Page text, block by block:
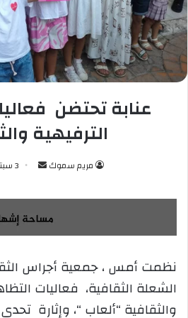
عنابة تحتضن
الترفيهية
مريم سموك
س
ل
ب
ي
د
3 سبتمبر، 2025
نظمت أمس ، جمعية أجراس
الشعلة الثقافية، فعاليات
والثقافية “ألعاب “، وإثارة